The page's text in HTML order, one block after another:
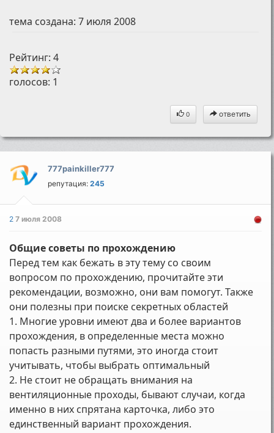
тема создана:7 июля 2008
Рейтинг: 4
голосов: 1
0 ответить
777painkiller777
репутация:245
27 июля 2008
Общие советы по прохождению
Перед тем как бежать в эту тему со своим
вопросом по прохождению, прочитайте эти
рекомендации, возможно, они вам помогут. Также
они полезны при поиске секретных областей
1. Многие уровни имеют два и более вариантов
прохождения, в определенные места можно
попасть разными путями, это иногда стоит
учитывать, чтобы выбрать оптимальный
2. Не стоит не обращать внимания на
вентиляционные проходы, бывают случаи, когда
именно в них спрятана карточка, либо это
единственный вариант прохождения.